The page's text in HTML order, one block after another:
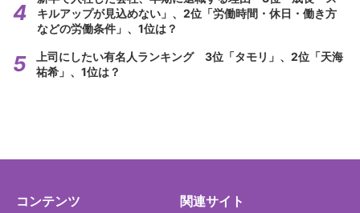
キルアップが見込めない」、2位「労働時間・休日・働き方
などの労働条件」、1位は？
上司にしたい有名人ランキング 3位「タモリ」、2位「天海
祐希」、1位は？
コンテンツ 関連サイト